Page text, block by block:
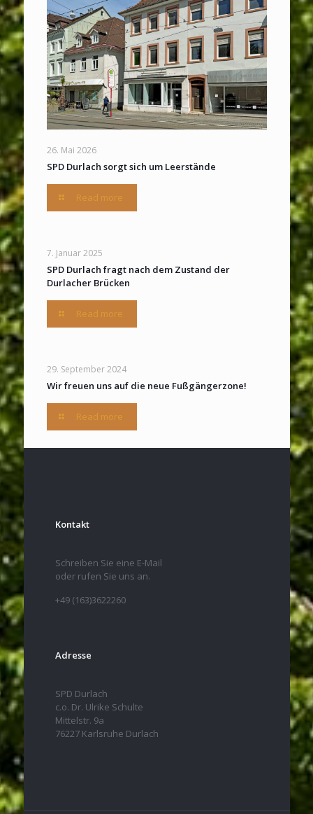
26. Mai 2026
SPD Durlach sorgt sich um Leerstände
Read more
7. Januar 2025
SPD Durlach fragt nach dem Zustand der
Durlacher Brücken
Read more
29. September 2024
Wir freuen uns auf die neue Fußgängerzone!
Read more
Kontakt
Schreiben Sie eine E-Mail
oder rufen Sie uns an.
+49 (163)3622260
Adresse
SPD Durlach
c.o. Dr. Ulrike Schulte
Mittelstr. 9a
76227 Karlsruhe Durlach